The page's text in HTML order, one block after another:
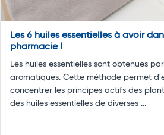
Les 6 huiles essentielles à avoir
pharmacie !
Les huiles essentielles sont obtenues
aromatiques. Cette méthode permet
concentrer les principes actifs des
des huiles essentielles de diverses ...